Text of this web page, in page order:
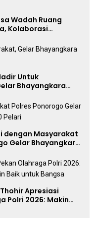
Wadah Ruang
Kolaborasi
Ekonomi Lokal
Untuk
Bhayangkara
dengan Masyarakat
Gelar Bhayangkara
Apresiasi
Polri 2026: Makin